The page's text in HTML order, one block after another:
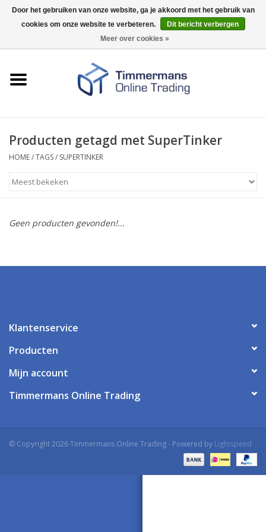
0 Artikelen - €0,00
Merken
Producten getagd met SuperTinker
HOME/TAGS/ SUPERTINKER
Geen producten gevonden!...
Klantenservice
Producten
Mijn account
Timmermans Online Trading
© Copyright 2026 Timmermans Online Trading - Powered by Lightspeed
Door het gebruiken van onze website, ga je akkoord met het gebruik van
cookies om onze website te verbeteren.
Dit bericht verbergen
Meer over cookies »